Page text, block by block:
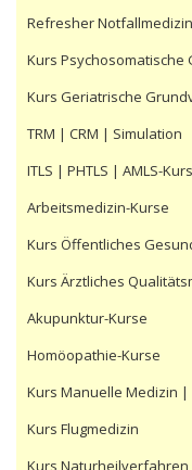
Refresher Notfallmedizin
Kurs Psychosomatische
Kurs Geriatrische
TRM | CRM | Simulation
ITLS | PHTLS | AMLS-
Arbeitsmedizin-Kurse
Kurs Öffentliches
Kurs Ärztliches
Akupunktur-Kurse
Homöopathie-Kurse
Kurs Manuelle Medizin
Kurs Flugmedizin
Kurs Naturheilverfahren